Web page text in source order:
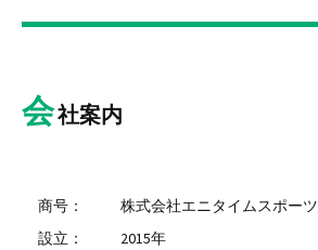
会社案内
商号：
株式会社エニタイムスポーツ
設立：
2015年